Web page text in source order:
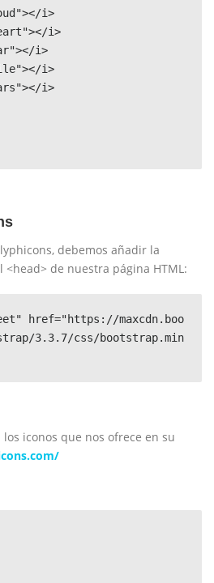
i>
debemos añadir la
de nuestra página HTML:
href="https://maxcdn.boo
3.3.7/css/bootstrap.min
iconos que nos ofrece en su